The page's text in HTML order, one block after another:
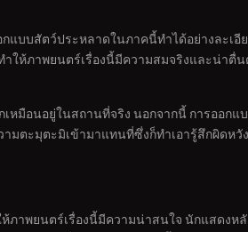
แบบสัตว์ประหลาดในภาคนี้ทำได้อย่างละ
ให้ภาพยนตร์เรื่องนี้มีความสมจริงและน่า
หมือนอยู่ในสถานที่จริง นอกจากนี้ การออ
ตะมุตะมิเข้ามาแทนที่ซึ่งก็ทำเอารู้สึกผิดห
ภาพยนตร์เรื่องนี้มีความน่าสนใจ นักแสดง